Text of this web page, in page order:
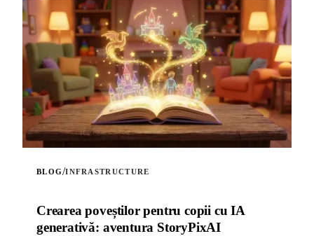
BLOG/INFRASTRUCTURE
Crearea poveștilor pentru copii cu IA
generativă: aventura StoryPixAI